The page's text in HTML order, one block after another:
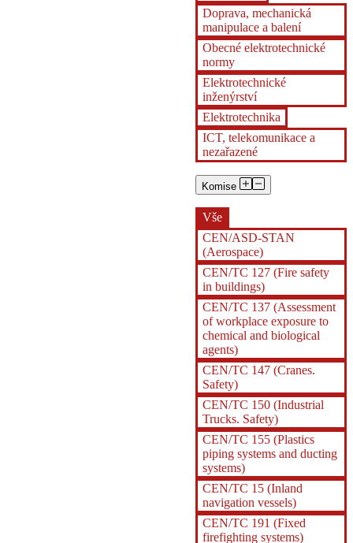
Doprava, mechanická
manipulace a balení
Obecné elektrotechnické
normy
Elektrotechnické
inženýrství
Elektrotechnika
ICT, telekomunikace a
nezařazené
Komise
Vše
CEN/ASD-STAN
(Aerospace)
CEN/TC 127 (Fire safety
in buildings)
CEN/TC 137 (Assessment
of workplace exposure to
chemical and biological
agents)
CEN/TC 147 (Cranes.
Safety)
CEN/TC 150 (Industrial
Trucks. Safety)
CEN/TC 155 (Plastics
piping systems and ducting
systems)
CEN/TC 15 (Inland
navigation vessels)
CEN/TC 191 (Fixed
firefighting systems)